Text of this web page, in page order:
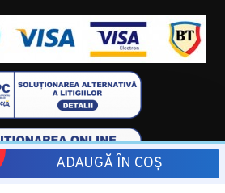
ADAUGĂ ÎN COȘ